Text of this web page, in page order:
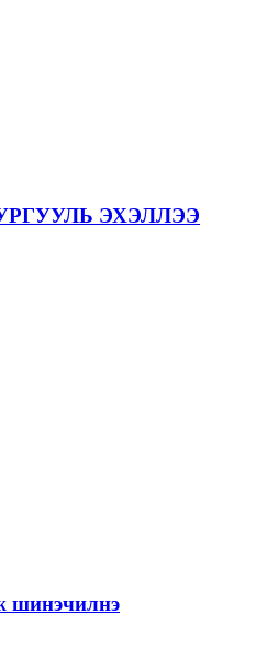
ЭХЭЛЛЭЭ
шинэчилнэ